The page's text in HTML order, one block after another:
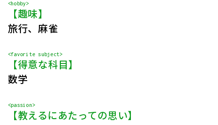
<hobby>
【趣味】
旅行、麻雀
<favorite subject>
【得意な科目】
数学
<passion>
【教えるにあたっての思い】